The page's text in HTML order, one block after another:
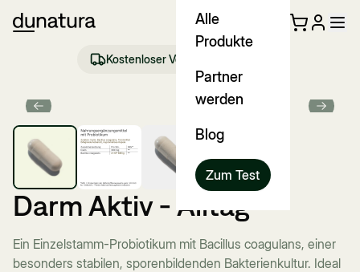
Alle
Produkte
Partner
werden
Blog
Zum Test
Kostenloser Versand ab €35 (DE)
Previous slide Next
Darm Aktiv - Alltag
Ein Einzelstamm-Probiotikum mit Bacillus coagulans, einer
besonders stabilen, sporenbildenden Bakterienkultur. Ideal